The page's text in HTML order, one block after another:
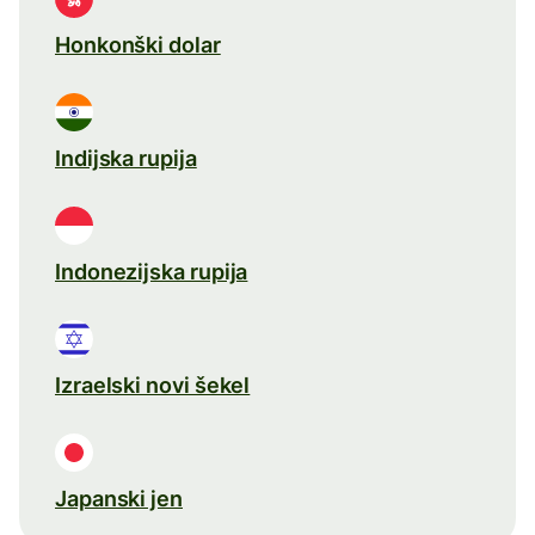
Honkonški dolar
Indijska rupija
Indonezijska rupija
Izraelski novi šekel
Japanski jen